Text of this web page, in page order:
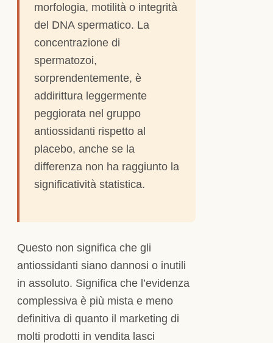
morfologia, motilità o integrità
del DNA spermatico. La
concentrazione di
spermatozoi,
sorprendentemente, è
addirittura leggermente
peggiorata nel gruppo
antiossidanti rispetto al
placebo, anche se la
differenza non ha raggiunto la
significatività statistica.
Questo non significa che gli
antiossidanti siano dannosi o inutili
in assoluto. Significa che l’evidenza
complessiva è più mista e meno
definitiva di quanto il marketing di
molti prodotti in vendita lasci